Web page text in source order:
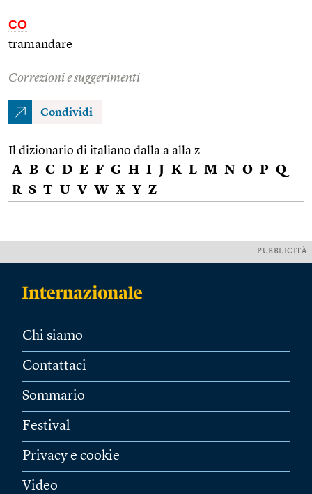
CO
tramandare
Correzioni e suggerimenti
Condividi
Il dizionario di italiano dalla a alla z
A B C D E F G H I J K L M N O P Q
R S T U V W X Y Z
PUBBLICITÀ
Chi siamo
Contattaci
Sommario
Festival
Privacy e cookie
Video